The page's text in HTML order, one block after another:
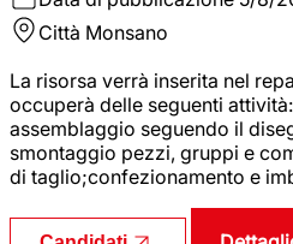
Città Monsano
La risorsa verrà inserita nel
occuperà delle seguenti
assemblaggio seguendo il
smontaggio pezzi, gruppi e
di taglio;confezionamento e